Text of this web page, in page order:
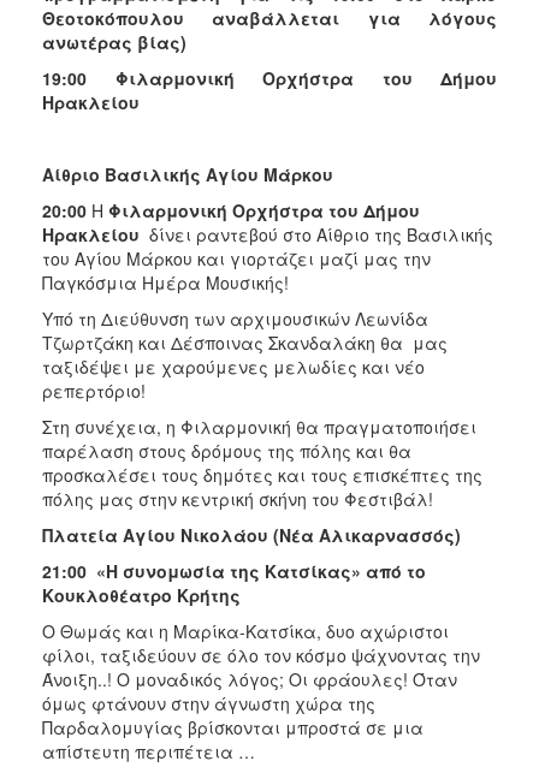
Θεοτοκόπουλου αναβάλλεται για λόγους
ανωτέρας βίας)
19:00 Φιλαρμονική Ορχήστρα του Δήμου
Ηρακλείου
Αίθριο Βασιλικής Αγίου Μάρκου
20:00 Η Φιλαρμονική Ορχήστρα του Δήμου
Ηρακλείου δίνει ραντεβού στο Αίθριο της Βασιλικής
του Αγίου Μάρκου και γιορτάζει μαζί μας την
Παγκόσμια Ημέρα Μουσικής!
Υπό τη Διεύθυνση των αρχιμουσικών Λεωνίδα
Τζωρτζάκη και Δέσποινας Σκανδαλάκη θα μας
ταξιδέψει με χαρούμενες μελωδίες και νέο
ρεπερτόριο!
Στη συνέχεια, η Φιλαρμονική θα πραγματοποιήσει
παρέλαση στους δρόμους της πόλης και θα
προσκαλέσει τους δημότες και τους επισκέπτες της
πόλης μας στην κεντρική σκήνη του Φεστιβάλ!
Πλατεία Αγίου Νικολάου (Νέα Αλικαρνασσός)
21:00 «Η συνομωσία της Κατσίκας» από το
Κουκλοθέατρο Κρήτης
Ο Θωμάς και η Μαρίκα-Κατσίκα, δυο αχώριστοι
φίλοι, ταξιδεύουν σε όλο τον κόσμο ψάχνοντας την
Άνοιξη..! Ο μοναδικός λόγος; Οι φράουλες! Όταν
όμως φτάνουν στην άγνωστη χώρα της
Παρδαλομυγίας βρίσκονται μπροστά σε μια
απίστευτη περιπέτεια …